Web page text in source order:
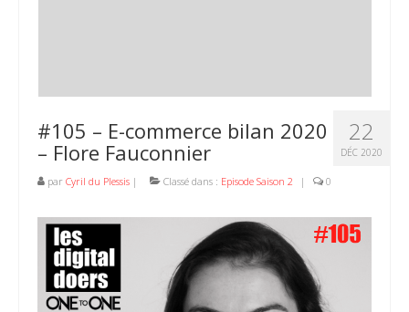
22
DÉC 2020
#105 – E-commerce bilan 2020
– Flore Fauconnier
par Cyril du Plessis | Classé dans : Episode Saison 2 | 0